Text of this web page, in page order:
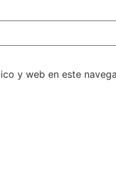
y web en este